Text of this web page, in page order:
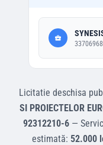
33706968
Licitatie deschisa
SI PROIECTELOR
92312210-6—
estimată: 52.000